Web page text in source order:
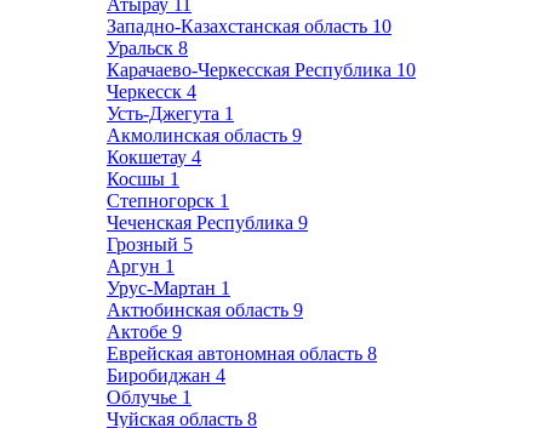
Атырау 11
Западно-Казахстанская область 10
Уральск 8
Карачаево-Черкесская Республика 10
Черкесск 4
Усть-Джегута 1
Акмолинская область 9
Кокшетау 4
Косшы 1
Степногорск 1
Чеченская Республика 9
Грозный 5
Аргун 1
Урус-Мартан 1
Актюбинская область 9
Актобе 9
Еврейская автономная область 8
Биробиджан 4
Облучье 1
Чуйская область 8